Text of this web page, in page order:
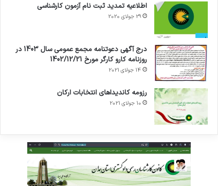
اطلاعیه تمدید ثبت نام آزمون کارشناسی
29 جولای 2020
درج آگهی دعوتنامه مجمع عمومی سال 1403 در
روزنامه کارو کارگر مورخ 1402/12/21
14 جولای 2021
رزومه کاندیداهای انتخابات ارکان
10 جولای 2021